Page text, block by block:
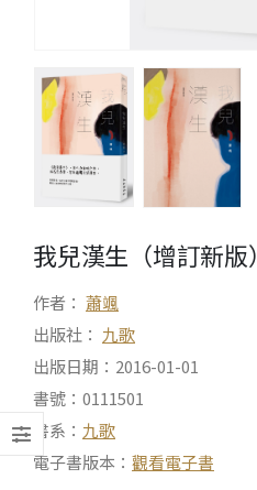
我兒漢生（增訂新版）
作者： 蕭颯
出版社： 九歌
出版日期：2016-01-01
書號：0111501
書系： 九歌
電子書版本： 觀看電子書